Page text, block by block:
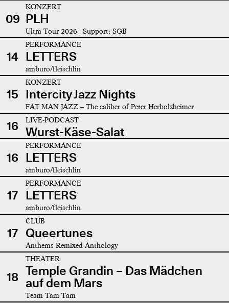
09
KONZERT
PLH
Ultra Tour 2026 | Support: SGB
14
PERFORMANCE
LETTERS
amburo/fleischlin
15
KONZERT
Intercity Jazz Nights
FAT MAN JAZZ – The caliber of Peter Herbolzheimer
16 LIVE-PODCAST
Wurst-Käse-Salat
16
PERFORMANCE
LETTERS
amburo/fleischlin
17
PERFORMANCE
LETTERS
amburo/fleischlin
17
CLUB
Queertunes
Anthems Remixed Anthology
18
THEATER
Temple Grandin – Das Mädchen
auf dem Mars
Team Tam Tam